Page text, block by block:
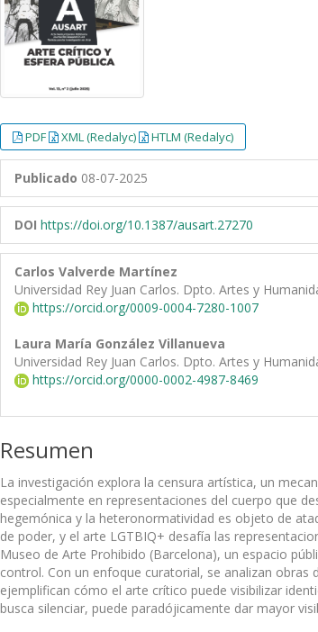
PDF XML (Redalyc) HTLM (Redalyc)
Publicado 08-07-2025
DOI https://doi.org/10.1387/ausart.27270
Carlos Valverde Martínez
Universidad Rey Juan Carlos. Dpto. Artes y
https://orcid.org/0009-0004-7280-1007
Laura María González Villanueva
Universidad Rey Juan Carlos. Dpto. Artes y
https://orcid.org/0000-0002-4987-8469
Resumen
La investigación explora la censura artística, un
especialmente en representaciones del cuerpo que
hegemónica y la heteronormatividad es objeto de
de poder, y el arte LGTBIQ+ desafía las
Museo de Arte Prohibido (Barcelona), un espacio
control. Con un enfoque curatorial, se analizan
ejemplifican cómo el arte crítico puede visibilizar
busca silenciar, puede paradójicamente dar mayor